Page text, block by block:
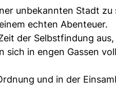
unbekannten Stadt
echten Abenteuer.
der Selbstfindung
sich in engen Gassen
und in der